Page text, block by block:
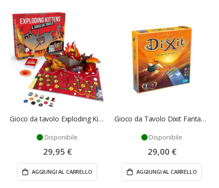
Gioco da tavolo Exploding Kittens
Disponibile
29,95 €
AGGIUNGI AL CARRELLO
Gioco da Tavolo Dixit Fantasia
Disponibile
29,00 €
AGGIUNGI AL CARRELLO